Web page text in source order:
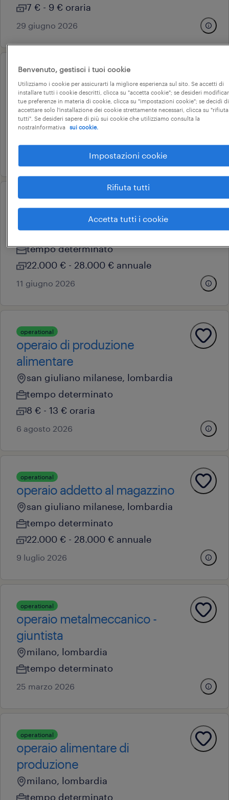
7 € - 9 € oraria
29 giugno 2026
operational
operaio manutentore
milano, lombardia
tempo determinato
operaio di produzione
san giuliano milanese, lombardia
tempo determinato
22.000 € - 28.000 € annuale
11 giugno 2026
operational
operaio di produzione
alimentare
san giuliano milanese, lombardia
tempo determinato
8 € - 13 € oraria
6 agosto 2026
operational
operaio addetto al magazzino
san giuliano milanese, lombardia
tempo determinato
22.000 € - 28.000 € annuale
9 luglio 2026
operational
operaio metalmeccanico -
giuntista
milano, lombardia
tempo determinato
25 marzo 2026
operational
operaio alimentare di
produzione
milano, lombardia
tempo determinato
Benvenuto, gestisci i tuoi cookie
Utilizziamo i cookie per assicurarti la migliore esperienza sul sito. Se accetti di
installare tutti i cookie descritti, clicca su "accetta cookie"; se desideri
tue preferenze in materia di cookie, clicca su "impostazioni cookie"; se decidi di
accettare solo l'installazione dei cookie strettamente necessari, clicca su "rifiuta
tutti". Se desideri sapere di più sui cookie che utilizziamo consulta la
nostraInformativa
sui cookie.
Impostazioni cookie
Rifiuta tutti
Accetta tutti i cookie